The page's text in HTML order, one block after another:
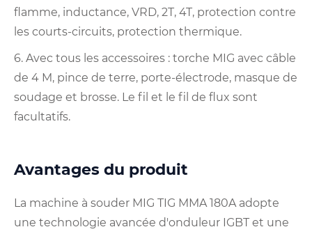
flamme, inductance, VRD, 2T, 4T, protection contre
les courts-circuits, protection thermique.
6. Avec tous les accessoires : torche MIG avec câble
de 4 M, pince de terre, porte-électrode, masque de
soudage et brosse. Le fil et le fil de flux sont
facultatifs.
Avantages du produit
La machine à souder MIG TIG MMA 180A adopte
une technologie avancée d'onduleur IGBT et une